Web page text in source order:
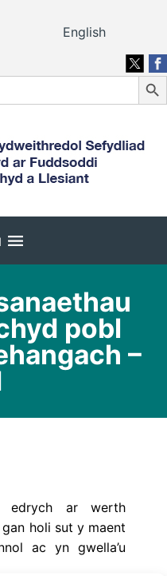
English
pobl
–
edrych ar werth
holi sut y maent
ac yn gwella’u